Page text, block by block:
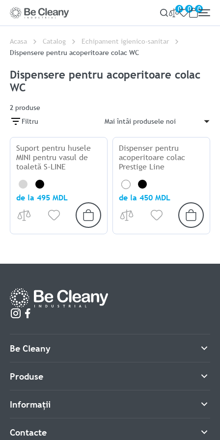
0 0 0
Acasa Catalog
Echipament igienico-sanitar
Dispensere pentru acoperitoare colac WC
Dispensere pentru acoperitoare colac
WC
2 produse
Filtru
Mai întâi produsele noi
Suport pentru husele
MINI pentru vasul de
toaletă S-LINE
LUCIDNEGRU
de la 495 MDL
Dispenser pentru
acoperitoare colac
Prestige Line
ALB NEGRU
de la 450 MDL
Be Cleany
Produse
Informații
Contacte